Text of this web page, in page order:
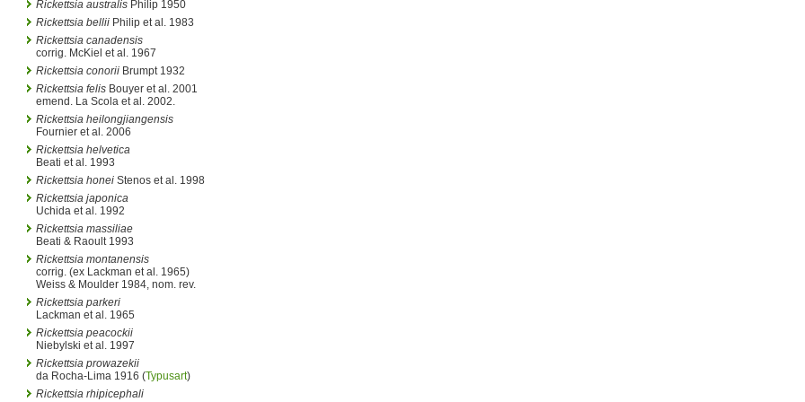
Rickettsia australis Philip 1950
Rickettsia bellii Philip et al. 1983
Rickettsia canadensis
corrig. McKiel et al. 1967
Rickettsia conorii Brumpt 1932
Rickettsia felis Bouyer et al. 2001
emend. La Scola et al. 2002.
Rickettsia heilongjiangensis
Fournier et al. 2006
Rickettsia helvetica
Beati et al. 1993
Rickettsia honei Stenos et al. 1998
Rickettsia japonica
Uchida et al. 1992
Rickettsia massiliae
Beati & Raoult 1993
Rickettsia montanensis
corrig. (ex Lackman et al. 1965)
Weiss & Moulder 1984, nom. rev.
Rickettsia parkeri
Lackman et al. 1965
Rickettsia peacockii
Niebylski et al. 1997
Rickettsia prowazekii
da Rocha-Lima 1916 (Typusart)
Rickettsia rhipicephali